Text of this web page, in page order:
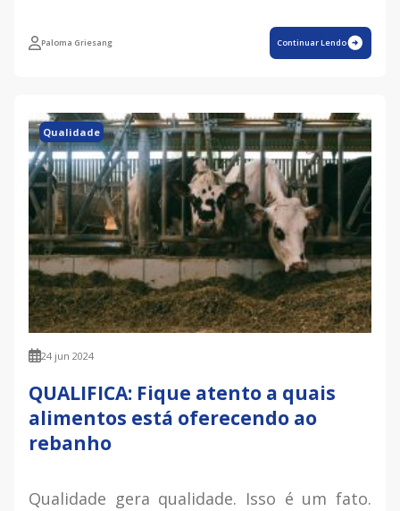
Paloma Griesang Continuar Lendo
Qualidade
24 jun 2024
QUALIFICA: Fique atento a quais
alimentos está oferecendo ao
rebanho
Qualidade gera qualidade. Isso é um fato.